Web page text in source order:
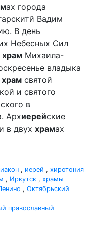
ах города
Вадим
В день
Небесных Сил
храм Михаила-
владыка
храм святой
и святого
в
Архиерейские
в двух храмах
, иерей , хиротония
, Иркутск , храмы
, Октябрьский
православный